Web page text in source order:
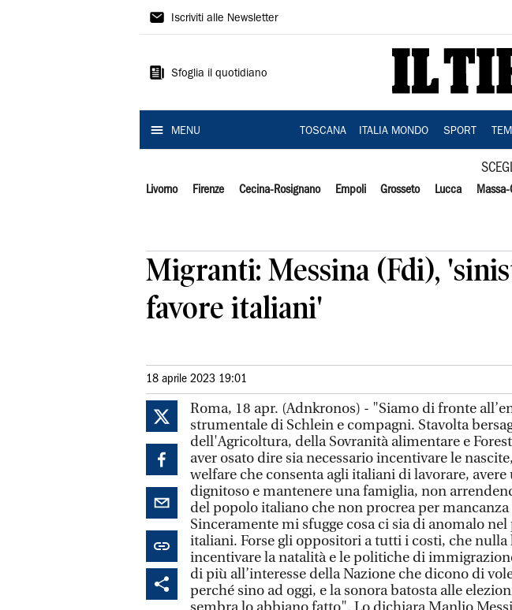
Il
Iscriviti alle Newsletter
Sfoglia il quotidiano
MENU TOSCANA ITALIA MONDO SPORT
Livorno Firenze Cecina-Rosignano Empoli Grosseto Lucca Massa-
Migranti: Messina (Fdi),
favore italiani'
18 aprile 2023 19:01
Roma, 18 apr. (Adnkronos) - "Siamo di fronte
strumentale di Schlein e compagni. Stavolta
dell'Agricoltura, della Sovranità alimentare e
aver osato dire sia necessario incentivare le
welfare che consenta agli italiani di lavorare,
dignitoso e mantenere una famiglia, non
del popolo italiano che non procrea per
Sinceramente mi sfugge cosa ci sia di anomalo
italiani. Forse gli oppositori a tutti i costi, che
incentivare la natalità e le politiche di
di più all’interesse della Nazione che dicono di
perché sino ad oggi, e la sonora batosta alle